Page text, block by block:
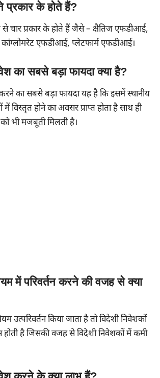
प्रकार के होते हैं?
चार प्रकार के होते हैं जैसे – क्षैतिज एफडीआई,
कांग्लोमरेट एफडीआई, प्लेटफार्म एफडीआई।
का सबसे बड़ा फायदा क्या है?
का सबसे बड़ा फायदा यह है कि इसमें स्थानीय
में विस्तृत होने का अवसर प्राप्त होता है साथ ही
भी मजबूती मिलती है।
में परिवर्तन करने की वजह से क्या
किया जाता है तो विदेशी निवेशकों
है जिसकी वजह से विदेशी निवेशकों में कमी